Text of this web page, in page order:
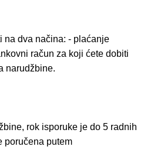
na dva načina: - plaćanje
račun za koji ćete dobiti
narudžbine.
rok isporuke je do 5 radnih
poručena putem